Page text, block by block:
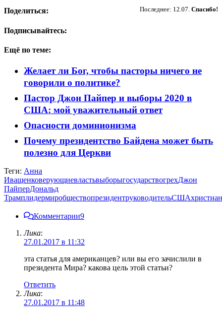
Последнее: 12.07. Спасибо!
Поделиться:
Подписывайтесь:
Ещё по теме:
Желает ли Бог, чтобы пасторы ничего не
говорили о политике?
Пастор Джон Пайпер и выборы 2020 в
США: мой уважительный ответ
Опасности доминионизма
Почему президентство Байдена может быть
полезно для Церкви
Теги: Анна
ИващенковерующиевластьвыборыгосударствогрехДжон
ПайперДональд
ТрамплидермиробществопрезидентруководительСША
Комментарии9
Лика:
27.01.2017 в 11:32
эта статья для американцев? или вы его зачислили в
президента Мира? какова цель этой статьи?
Ответить
Лика:
27.01.2017 в 11:48